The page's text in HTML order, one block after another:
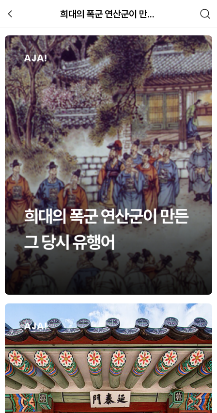
희대의 폭군 연산군이 만든 유행어
연산군의 폭정과 유행어 ‘흥청망청’
한국사관련 체험 이미지 갤러리